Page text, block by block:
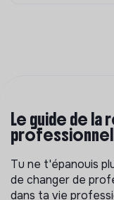
Le guide de
Tu ne t'épanouis
de changer de
dans ta vie